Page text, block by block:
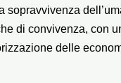
di convivenza, con
delle